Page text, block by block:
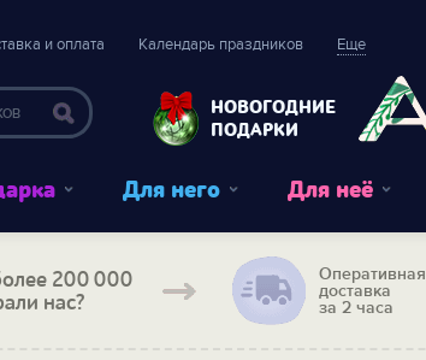
и оплата Календарь праздников Еще
НОВОГОДНИЕ
ПОДАРКИ
Для него Для неё
200 000
нас?
Оперативная
доставка
за 2 часа